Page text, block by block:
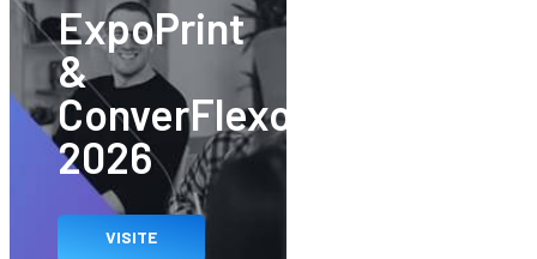
ExpoPrint
&
ConverFlexo
2026
VISITE